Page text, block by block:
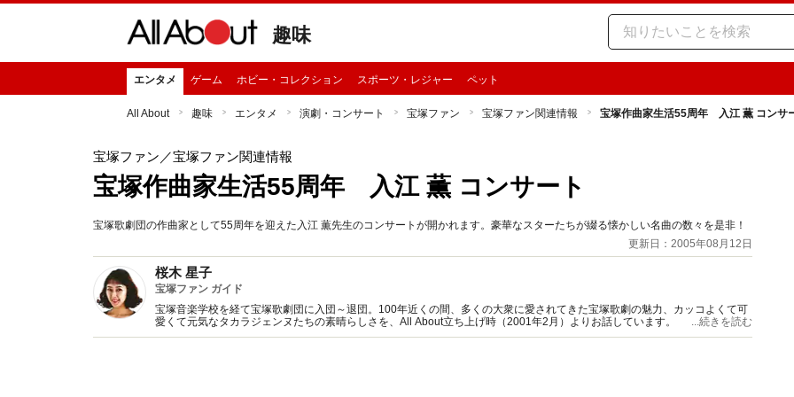
趣味
エンタメ ゲーム ホビー・コレクション スポーツ・レジャー ペット
All About 趣味 エンタメ 演劇・コンサート 宝塚ファン 宝塚ファン関連情報 宝塚作曲家生活55周年 入江 薫 コンサ
宝塚ファン ／宝塚ファン関連情報
宝塚作曲家生活55周年 入江 薫 コンサート
宝塚歌劇団の作曲家として55周年を迎えた入江 薫先生のコンサートが開かれます。豪華なスターたちが綴る懐かしい名曲の数々を是非！
更新日：2005年08月12日
桜木 星子
宝塚ファン ガイド
宝塚音楽学校を経て宝塚歌劇団に入団～退団。100年近くの間、多くの大衆に愛されてきた宝塚歌劇の魅力、カッコよくて可
愛くて元気なタカラジェンヌたちの素晴らしさを、All About立ち上げ時（2001年2月）よりお話しています。
...続きを読む